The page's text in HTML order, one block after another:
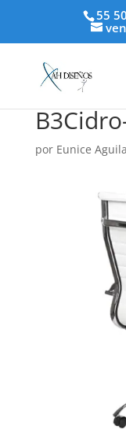
55
por Eunice